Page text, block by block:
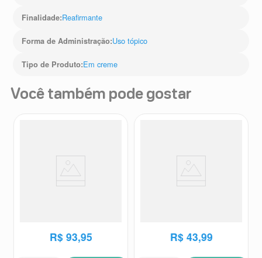
Finalidade:Reafirmante
Forma de Administração:Uso tópico
Tipo de Produto:Em creme
Você também pode gostar
R$ 93,95 R$ 43,99